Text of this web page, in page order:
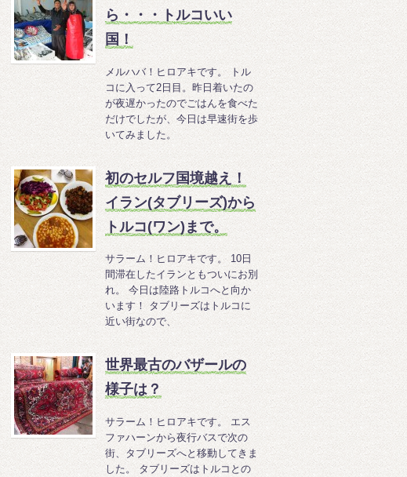
ら・・・トルコいい
国！
メルハバ！ヒロアキです。 トル
コに入って2日目。昨日着いたの
が夜遅かったのでごはんを食べた
だけでしたが、今日は早速街を歩
いてみました。
初のセルフ国境越え！
イラン(タブリーズ)から
トルコ(ワン)まで。
サラーム！ヒロアキです。 10日
間滞在したイランともついにお別
れ。 今日は陸路トルコへと向か
います！ タブリーズはトルコに
近い街なので、
世界最古のバザールの
様子は？
サラーム！ヒロアキです。 エス
ファハーンから夜行バスで次の
街、タブリーズへと移動してきま
した。 タブリーズはトルコとの